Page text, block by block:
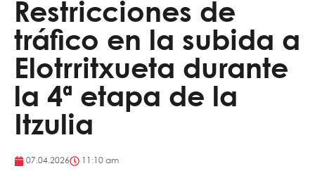
Restricciones de
tráfico en la subida a
Elotrritxueta durante
la 4ª etapa de la
Itzulia
07.04.2026 11:10 am